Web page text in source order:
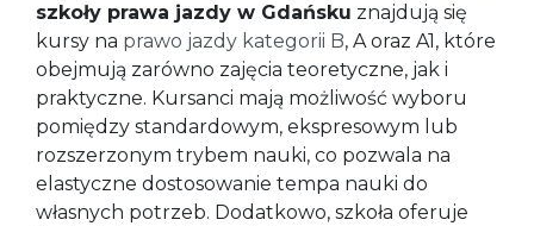
szkoły prawa jazdy w Gdańsku znajdują się
kursy na prawo jazdy kategorii B, A oraz A1, które
obejmują zarówno zajęcia teoretyczne, jak i
praktyczne. Kursanci mają możliwość wyboru
pomiędzy standardowym, ekspresowym lub
rozszerzonym trybem nauki, co pozwala na
elastyczne dostosowanie tempa nauki do
własnych potrzeb. Dodatkowo, szkoła oferuje